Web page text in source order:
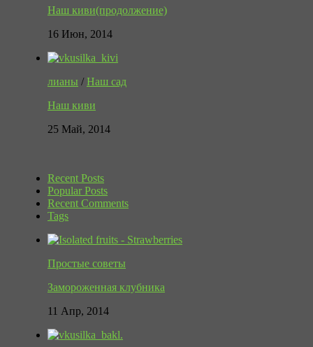
Наш киви(продолжение)
16 Июн, 2014
лианы /Наш сад
Наш киви
25 Май, 2014
Recent Posts
Popular Posts
Recent Comments
Tags
Простые советы
Замороженная клубника
11 Апр, 2014